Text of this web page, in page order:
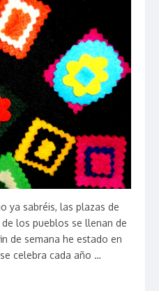
ya sabréis, las plazas de
los pueblos se llenan de
de semana he estado en
celebra cada año …